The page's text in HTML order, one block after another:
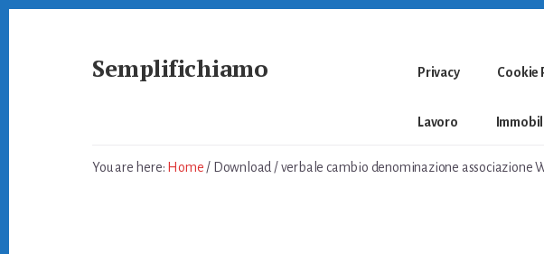
Semplifichiamo Privacy Cookie
Lavoro
You are here: Home / Download /verbale cambio denominazione associazione